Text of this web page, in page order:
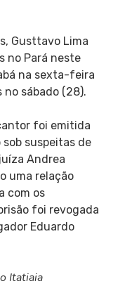
Gusttavo Lima
no Pará neste
na sexta-feira
no sábado (28).
foi emitida
suspeitas de
Andrea
uma relação
com os
foi revogada
Eduardo
Itatiaia